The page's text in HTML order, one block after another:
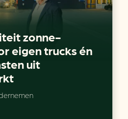
zonne-
eigen trucks én
uit